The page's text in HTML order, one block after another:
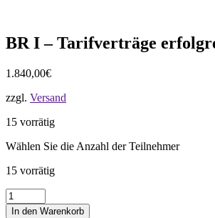
BR I – Tarifverträge
1.840,00€
zzgl. Versand
15 vorrätig
Wählen Sie die Anzahl der Teilnehmer
15 vorrätig
BR
I In den Warenkorb